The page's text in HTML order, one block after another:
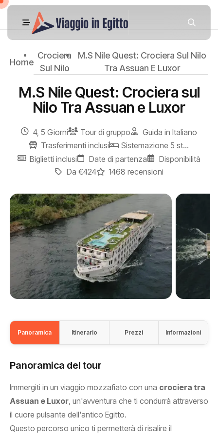
Home
Crociera
Sul Nilo
M.S Nile Quest: Crociera Sul Nilo
Tra Assuan E Luxor
M.S Nile Quest: Crociera sul
Nilo Tra Assuan e Luxor
4, 5 Giorni Tour di gruppo
Guida in Italiano
Trasferimenti inclusi
Sistemazione 5 stelle
Biglietti inclusi
Date di partenza
Disponibilità
Da €424
1468 recensioni
Panoramica Itinerario Prezzi Informazioni
Panoramica del tour
Immergiti in un viaggio mozzafiato con una crociera tra
Assuan e Luxor, un'avventura che ti condurrà attraverso
il cuore pulsante dell'antico Egitto.
Questo percorso unico ti permetterà di risalire il